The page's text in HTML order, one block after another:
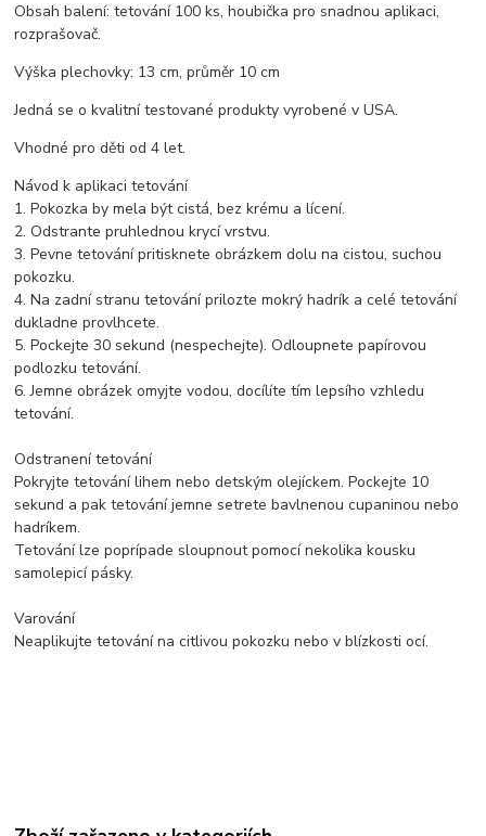
Obsah balení: tetování 100 ks, houbička pro snadnou aplikaci,
rozprašovač.
Výška plechovky: 13 cm, průměr 10 cm
Jedná se o kvalitní testované produkty vyrobené v USA.
Vhodné pro děti od 4 let.
Návod k aplikaci tetování
1. Pokozka by mela být cistá, bez krému a lícení.
2. Odstrante pruhlednou krycí vrstvu.
3. Pevne tetování pritisknete obrázkem dolu na cistou, suchou
pokozku.
4. Na zadní stranu tetování prilozte mokrý hadrík a celé tetování
dukladne provlhcete.
5. Pockejte 30 sekund (nespechejte). Odloupnete papírovou
podlozku tetování.
6. Jemne obrázek omyjte vodou, docílíte tím lepsího vzhledu
tetování.
Odstranení tetování
Pokryjte tetování lihem nebo detským olejíckem. Pockejte 10
sekund a pak tetování jemne setrete bavlnenou cupaninou nebo
hadríkem.
Tetování lze poprípade sloupnout pomocí nekolika kousku
samolepicí pásky.
Varování
Neaplikujte tetování na citlivou pokozku nebo v blízkosti ocí.